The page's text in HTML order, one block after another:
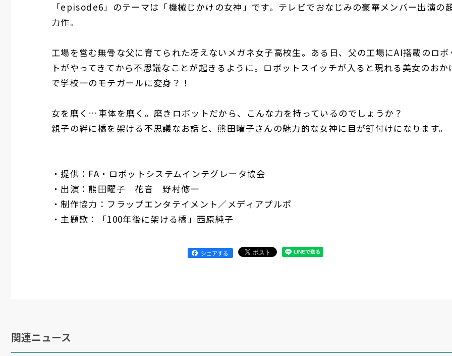
「episode6」のテーマは「機械じかけの女神」です。テレビでおなじみの豪華メンバー出演の
力作。
工場を営む無骨な父に育てられた冴えないメガネ女子高校生。ある日、父の工場にAI搭載のロボ
トがやってきてから不思議なことが起きるように。ロボットスイッチが入ると現れる美女のおか
で学校一のモテガールに変身？！
女を磨く…車体を磨く。磨きロボットだから、こんな力を持っているのでしょうか？
親子の絆に橋を架ける不思議なお話と、熊田曜子さんの魅力的な女神に目が釘付けになります。
・提供：FA・ロボットシステムインテグレータ協会
・出演：熊田曜子 花音 野村修一
・制作協力：フラップエンタテイメント／メディアプルポ
・主題歌：「100年後に架ける橋」西原純子
シェアする
関連ニュース